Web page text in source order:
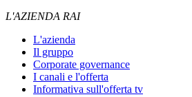
L'AZIENDA RAI
L'azienda
Il gruppo
Corporate governance
I canali e l'offerta
Informativa sull'offerta tv